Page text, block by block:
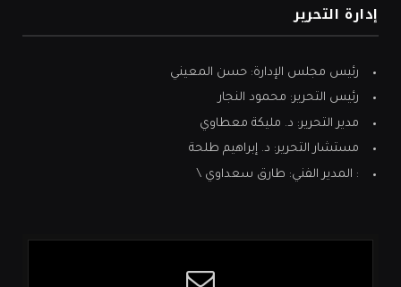
إدارة التحرير
رئيس مجلس الإدارة: حسن المعيني
رئيس التحرير: محمود النجار
مدير التحرير: د. مليكة معطاوي
مستشار التحرير: د. إبراهيم طلحة
: المدير الفني: طارق سعداوي \